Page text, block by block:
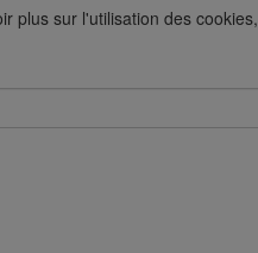
plus sur l'utilisation des cookies,